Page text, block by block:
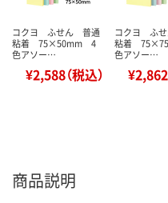
コクヨ ふせん 普通
粘着 75×50mm 4
色アソー…
¥2,588（税込）
コクヨ ふ
粘着
色アソー…
¥2,862
商品説明